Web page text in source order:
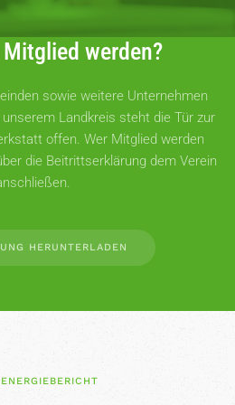
werden?
sowie weitere Unternehmen
Landkreis steht die Tür zur
offen. Wer Mitglied werden
die Beitrittserklärung dem Verein
HERUNTERLADEN